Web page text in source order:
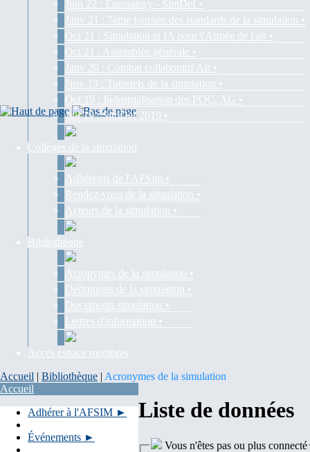
Juin 22 : Eurosatory - SimDef •
Janv 21 : 7ème journée des standards de la simulation •
Oct 21 : Simulation et IA pour l'Armée de l'air •
Oct 21 : Assemblée générale •
Janv 20 : Combat collaboratif Air •
Nov 19 : Tutoriels de la simulation •
Oct 19 : Industrialisation des POC, AG •
Juil 19 : SimDef 2019 •
Collèges de la simulation
Adhérents de l'AFSim •
Rendez-vous de la simulation •
Acteurs de la simulation •
Bibliothèque
Acronymes de la simulation •
Définitions de la simulation •
Documents simulation •
Lettres d'information •
Accès espace membres
Accueil | Bibliothèque | Acronymes de la simulation
Accueil
Adhérer à l'AFSIM ►
Événements ►
Liste de données
Vous n'êtes pas ou plus connecté